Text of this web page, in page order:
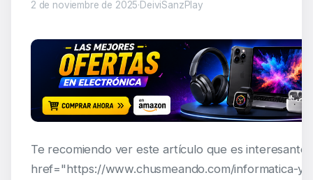
2 de noviembre de 2025·DeiviSanzPlay
Te recomiendo ver este artículo que es interesante:
href="https://www.chusmeando.com/informatica-y-